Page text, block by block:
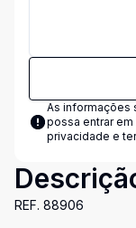
As informações
possa entrar
privacidade e
REF. 88906